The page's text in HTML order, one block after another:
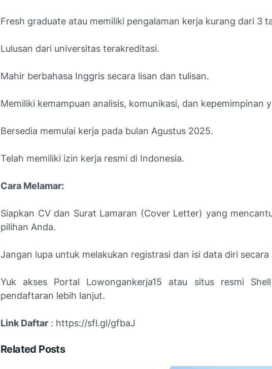
Fresh graduate atau memiliki pengalaman kerja kurang dari 3
Lulusan dari universitas terakreditasi.
Mahir berbahasa Inggris secara lisan dan tulisan.
Memiliki kemampuan analisis, komunikasi, dan kepemimpinan
Bersedia memulai kerja pada bulan Agustus 2025.
Telah memiliki izin kerja resmi di Indonesia.
Cara Melamar:
Siapkan CV dan Surat Lamaran (Cover Letter) yang
pilihan Anda.
Jangan lupa untuk melakukan registrasi dan isi data diri secara
Yuk akses Portal Lowongankerja15 atau situs resmi
pendaftaran lebih lanjut.
Link Daftar : https://sfl.gl/gfbaJ
Related Posts